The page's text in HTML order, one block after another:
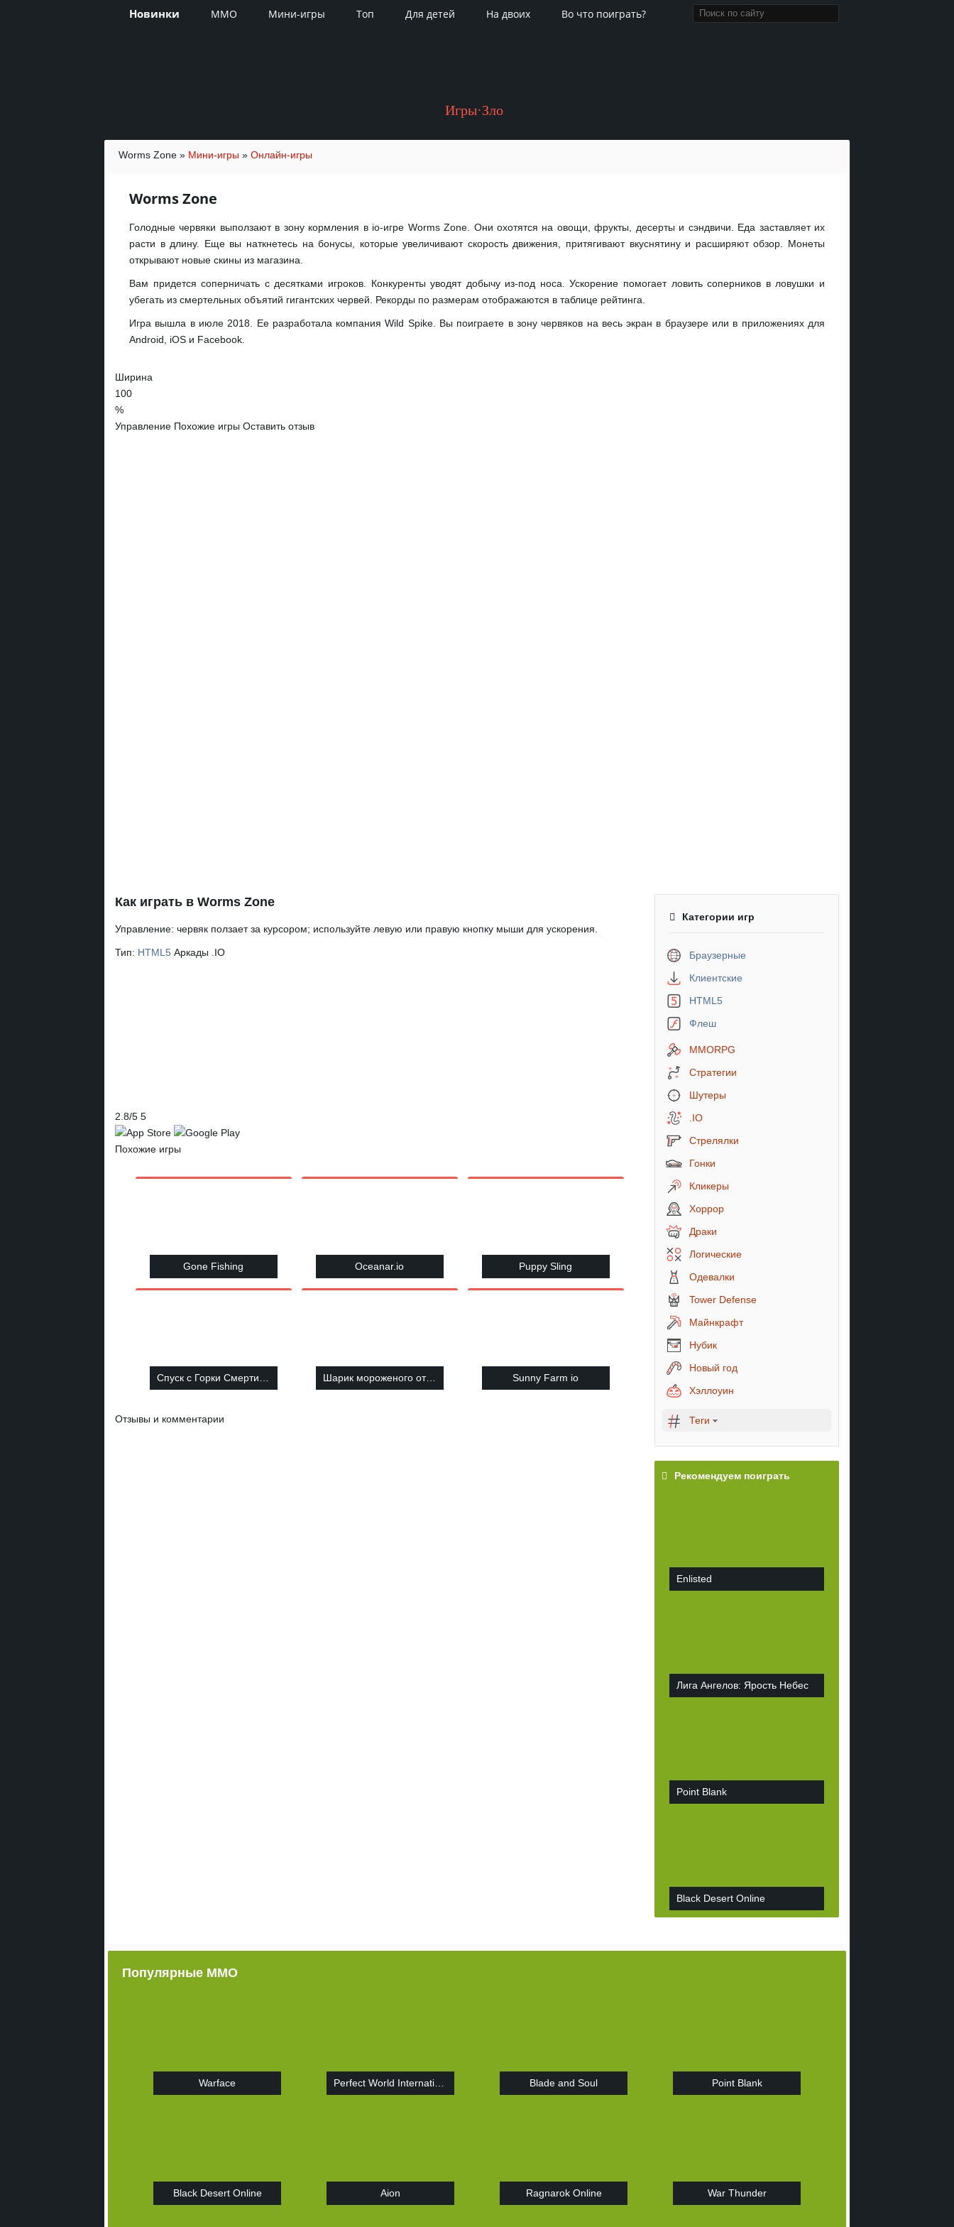
Новинки MMO Мини-игры Топ Для детей На двоих Во что поиграть?
Игры·Зло
Worms Zone » Мини-игры » Онлайн-игры
Worms Zone
Голодные червяки выползают в зону кормления в io-игре Worms Zone. Они охотятся на овощи, фрукты, десерты и сэндвичи. Еда заставляет их
расти в длину. Еще вы наткнетесь на бонусы, которые увеличивают скорость движения, притягивают вкуснятину и расширяют обзор. Монеты
открывают новые скины из магазина.
Вам придется соперничать с десятками игроков. Конкуренты уводят добычу из-под носа. Ускорение помогает ловить соперников в ловушки и
убегать из смертельных объятий гигантских червей. Рекорды по размерам отображаются в таблице рейтинга.
Игра вышла в июле 2018. Ее разработала компания Wild Spike. Вы поиграете в зону червяков на весь экран в браузере или в приложениях для
Android, iOS и Facebook.
Ширина
100
%
Управление Похожие игры Оставить отзыв
Как играть в Worms Zone
Управление: червяк ползает за курсором; используйте левую или правую кнопку мыши для ускорения.
Тип: HTML5 Аркады .IO
2.8/5 5
Похожие игры
Gone Fishing Oceanar.io Puppy Sling
Шарик мороженого от папы Луи Sunny Farm io
Отзывы и комментарии
Категории игр
Браузерные
Клиентские
HTML5
Флеш
MMORPG
Стратегии
Шутеры
.IO
Стрелялки
Гонки
Кликеры
Хоррор
Драки
Логические
Одевалки
Tower Defense
Майнкрафт
Нубик
Новый год
Хэллоуин
Теги
Рекомендуем поиграть
Enlisted
Лига Ангелов: Ярость Небес
Point Blank
Black Desert Online
Популярные ММО
Warface Blade and Soul Point Blank
Black Desert Online Aion Ragnarok Online War Thunder